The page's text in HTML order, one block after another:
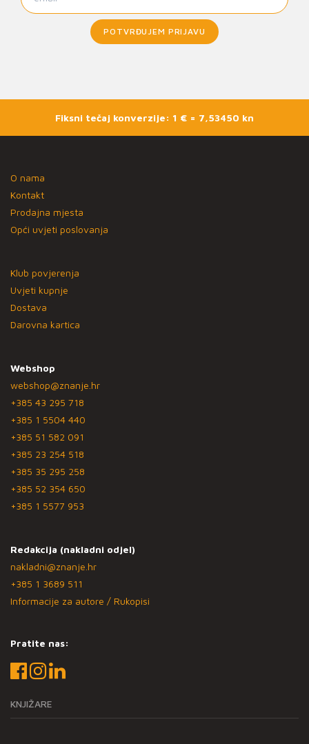
POTVRĐUJEM PRIJAVU
Fiksni tečaj konverzije: 1 € = 7,53450 kn
O nama
Kontakt
Prodajna mjesta
Opći uvjeti poslovanja
Klub povjerenja
Uvjeti kupnje
Dostava
Darovna kartica
Webshop
webshop@znanje.hr
+385 43 295 718
+385 1 5504 440
+385 51 582 091
+385 23 254 518
+385 35 295 258
+385 52 354 650
+385 1 5577 953
Redakcija (nakladni odjel)
nakladni@znanje.hr
+385 1 3689 511
Informacije za autore / Rukopisi
Pratite nas:
KNJIŽARE